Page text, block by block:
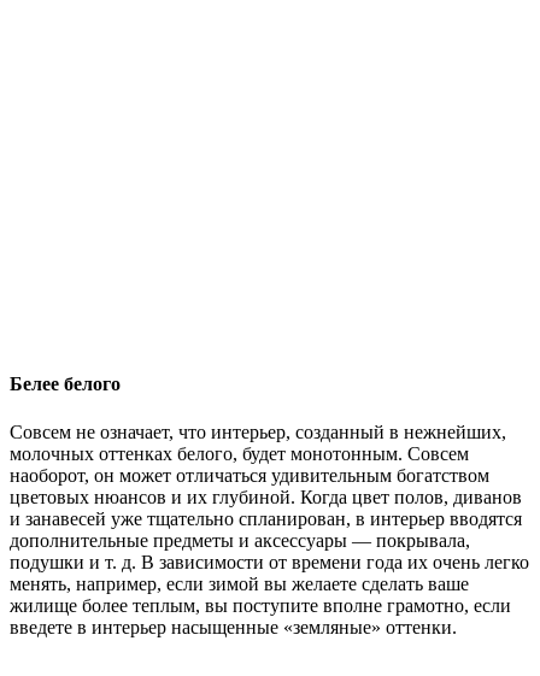
Белее белого
Совсем не означает, что интерьер, созданный в нежнейших,
молочных оттенках белого, будет монотонным. Совсем
наоборот, он может отличаться удивительным богатством
цветовых нюансов и их глубиной. Когда цвет полов, диванов
и занавесей уже тщательно спланирован, в интерьер вводятся
дополнительные предметы и аксессуары — покрывала,
подушки и т. д. В зависимости от времени года их очень легко
менять, например, если зимой вы желаете сделать ваше
жилище более теплым, вы поступите вполне грамотно, если
введете в интерьер насыщенные «земляные» оттенки.